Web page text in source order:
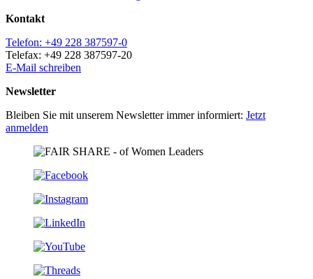
Kontakt
Telefon: +49 228 387597-0
Telefax: +49 228 387597-20
E-Mail schreiben
Newsletter
Bleiben Sie mit unserem Newsletter immer informiert: Jetzt
anmelden